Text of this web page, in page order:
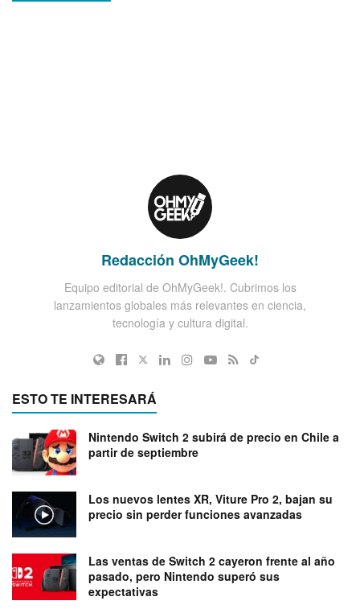
Redacción OhMyGeek!
Equipo editorial de OhMyGeek!. Cubrimos los
lanzamientos globales más relevantes en ciencia,
tecnología y cultura digital.
ESTO TE INTERESARÁ
Nintendo Switch 2 subirá de precio en Chile a
partir de septiembre
Los nuevos lentes XR, Viture Pro 2, bajan su
precio sin perder funciones avanzadas
Las ventas de Switch 2 cayeron frente al año
pasado, pero Nintendo superó sus
expectativas